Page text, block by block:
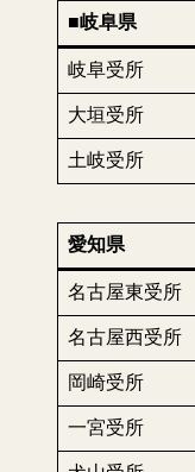
■岐阜県
岐阜受所
大垣受所
土岐受所
愛知県
名古屋東受所
名古屋西受所
岡崎受所
一宮受所